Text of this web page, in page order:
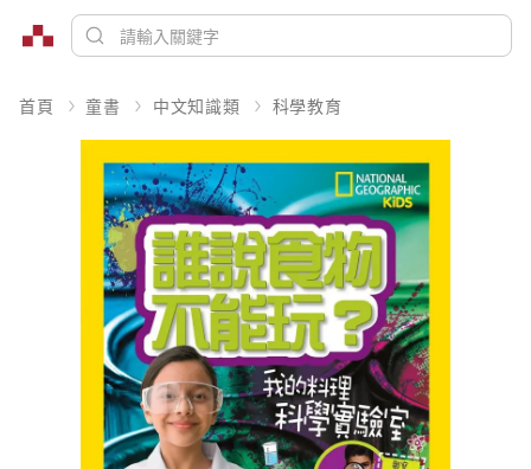
首頁 童書 中文知識類 科學教育